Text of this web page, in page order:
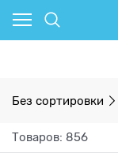
Без сортировки
Товаров: 856